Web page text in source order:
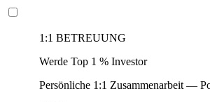
1:1 BETREUUNG
Werde Top 1 % Investor
Persönliche 1:1 Zusammenarbeit —